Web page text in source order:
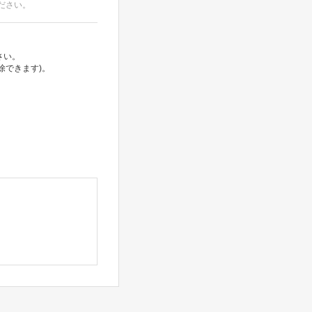
い。
。
きます)。